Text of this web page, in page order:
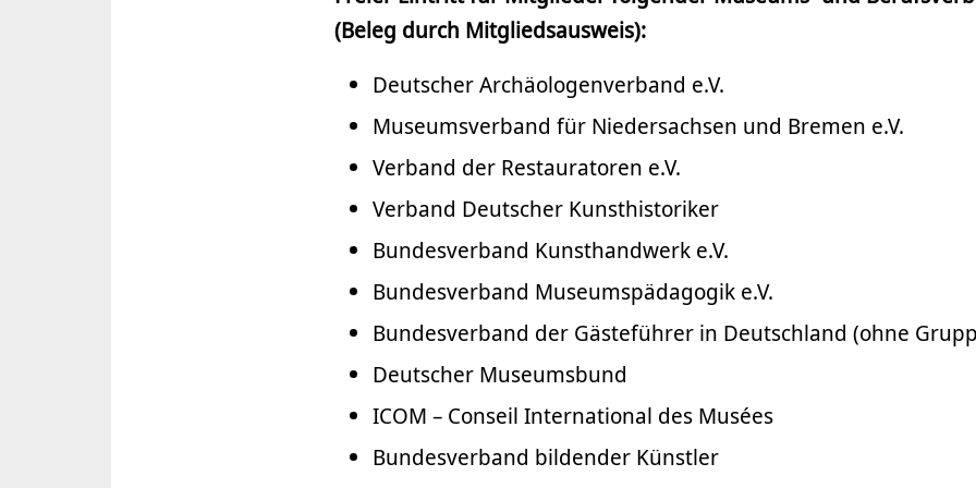
(Beleg durch Mitgliedsausweis):
Deutscher Archäologenverband e.V.
Museumsverband für Niedersachsen und Bremen e.V.
Verband der Restauratoren e.V.
Verband Deutscher Kunsthistoriker
Bundesverband Kunsthandwerk e.V.
Bundesverband Museumspädagogik e.V.
Bundesverband der Gästeführer in Deutschland (ohne
Deutscher Museumsbund
ICOM – Conseil International des Musées
Bundesverband bildender Künstler